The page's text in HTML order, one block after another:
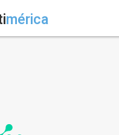
mérica